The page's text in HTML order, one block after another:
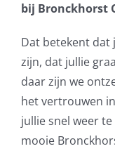
bij Bronckhorst
Dat betekent dat
zijn, dat jullie
daar zijn we
het vertrouwen
jullie snel weer
mooie